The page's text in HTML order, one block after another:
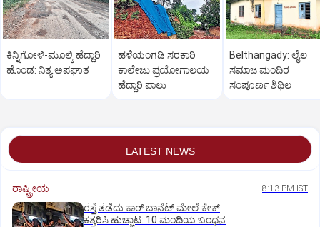
ಕಿನ್ನಿಗೋಳಿ-ಮೂಲ್ಕಿ ಹೆದ್ದಾರಿ
ಹೊಂಡ: ನಿತ್ಯ ಅಪಘಾತ
ಹಳೆಯಂಗಡಿ ಸರಕಾರಿ
ಕಾಲೇಜು ಪ್ರಯೋಗಾಲಯ
ಹೆದ್ದಾರಿ ಪಾಲು
Belthangady: ಲೈಲ
ಸಮಾಜ ಮಂದಿರ
ಸಂಪೂರ್ಣ ಶಿಥಿಲ
LATEST NEWS
ರಾಷ್ಟ್ರೀಯ 8:13 PM IST
ರಸ್ತೆ ತಡೆದು ಕಾರ್ ಬಾನೆಟ್ ಮೇಲೆ ಕೇಕ್
ಕತ್ತರಿಸಿ ಹುಚ್ಚಾಟ: 10 ಮಂದಿಯ ಬಂಧನ